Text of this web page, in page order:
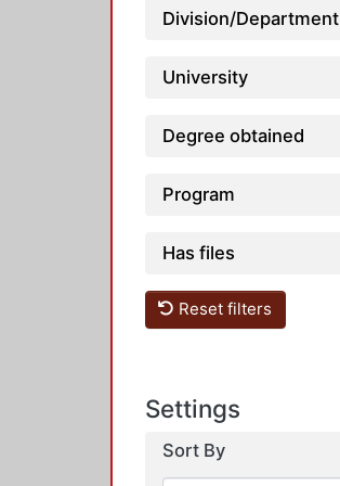
Division/Department
University
Degree obtained
Program
Has files
Reset filters
Settings
Sort By